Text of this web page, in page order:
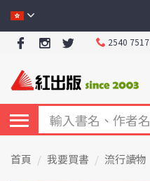
2540 7517
首頁 我要買書 流行讀物